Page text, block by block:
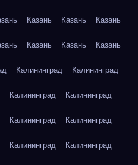
Казань Казань Казань
Казань Казань Казань
Калининград Калининград
Калининград Калининград
Калининград Калининград
Калининград Калининград